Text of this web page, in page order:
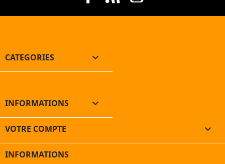
CATEGORIES 
INFORMATIONS 
VOTRE COMPTE 
INFORMATIONS